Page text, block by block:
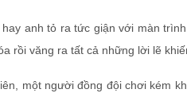
hay anh tỏ ra tức giận với màn
rồi văng ra tất cả những lời lẽ
một người đồng đội chơi kém